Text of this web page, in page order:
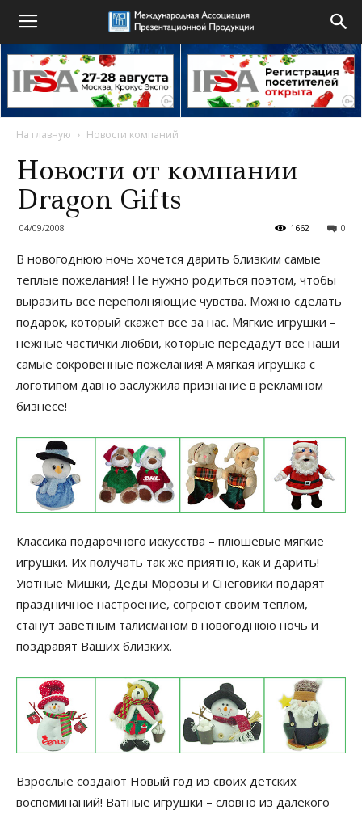
На главную Новости компаний
Новости от компании
Dragon Gifts
04/09/2008 0
1662
В новогоднюю ночь хочется дарить близким самые
теплые пожелания! Не нужно родиться поэтом, чтобы
выразить все переполняющие чувства. Можно сделать
подарок, который скажет все за нас. Мягкие игрушки –
нежные частички любви, которые передадут все наши
самые сокровенные пожелания! А мягкая игрушка с
логотипом давно заслужила признание в рекламном
бизнесе!
Классика подарочного искусства – плюшевые мягкие
игрушки. Их получать так же приятно, как и дарить!
Уютные Мишки, Деды Морозы и Снеговики подарят
праздничное настроение, согреют своим теплом,
станут заветным талисманом в новогоднюю ночь и
поздравят Ваших близких.
Взрослые создают Новый год из своих детских
воспоминаний! Ватные игрушки – словно из далекого